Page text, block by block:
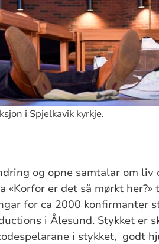
i Spjelkavik kyrkje.
og opne samtalar om liv
er det så mørkt her?»
for ca 2000 konfirmanter
i Ålesund. Stykket er
i stykket, godt